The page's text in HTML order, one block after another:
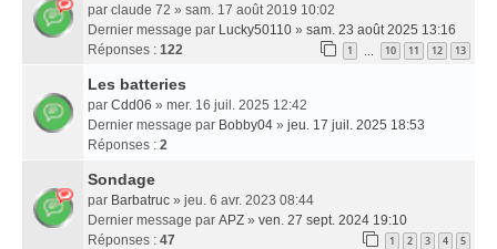
par claude 72 » sam. 17 août 2019 10:02
Dernier message par Lucky50110 » sam. 23 août 2025 13:16
Réponses : 122 1 10 11 12 13
Les batteries
par Cdd06 » mer. 16 juil. 2025 12:42
Dernier message par Bobby04 » jeu. 17 juil. 2025 18:53
Réponses : 2
Sondage
par Barbatruc » jeu. 6 avr. 2023 08:44
Dernier message par APZ » ven. 27 sept. 2024 19:10
Réponses : 47 1 2 3 4 5